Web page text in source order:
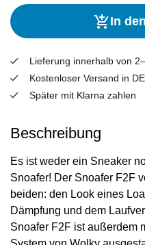
In
Lieferung innerhalb von
Kostenloser Versand in
Später mit Klarna zahlen
Beschreibung
Es ist weder ein Sneaker
Snoafer! Der Snoafer F2F
beiden: den Look eines
Dämpfung und dem
Snoafer F2F ist außerdem